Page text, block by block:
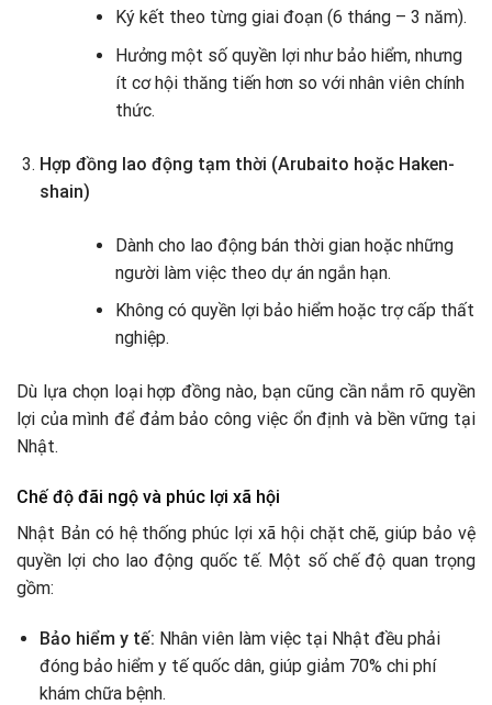
Ký kết theo từng giai đoạn (6 tháng – 3 năm).
Hưởng một số quyền lợi như bảo hiểm, nhưng
ít cơ hội thăng tiến hơn so với nhân viên chính
thức.
Hợp đồng lao động tạm thời (Arubaito hoặc Haken-
shain)
Dành cho lao động bán thời gian hoặc những
người làm việc theo dự án ngắn hạn.
Không có quyền lợi bảo hiểm hoặc trợ cấp thất
nghiệp.
Dù lựa chọn loại hợp đồng nào, bạn cũng cần nắm rõ quyền
lợi của mình để đảm bảo công việc ổn định và bền vững tại
Nhật.
Chế độ đãi ngộ và phúc lợi xã hội
Nhật Bản có hệ thống phúc lợi xã hội chặt chẽ, giúp bảo vệ
quyền lợi cho lao động quốc tế. Một số chế độ quan trọng
gồm:
Bảo hiểm y tế: Nhân viên làm việc tại Nhật đều phải
đóng bảo hiểm y tế quốc dân, giúp giảm 70% chi phí
khám chữa bệnh.